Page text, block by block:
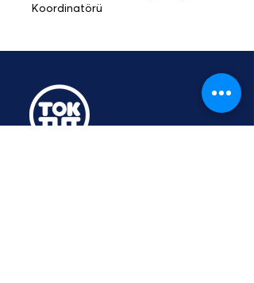
Koordinatörü